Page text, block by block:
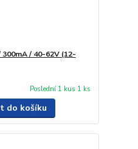
/ 40-62V (12-
Poslední 1 kus 1 ks
do košíku